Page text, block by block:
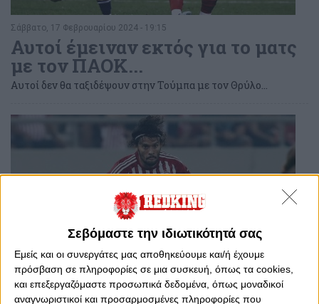
Σεβόμαστε την ιδιωτικότητά σας
Εμείς και οι συνεργάτες μας αποθηκεύουμε και/ή έχουμε
πρόσβαση σε πληροφορίες σε μια συσκευή, όπως τα cookies,
και επεξεργαζόμαστε προσωπικά δεδομένα, όπως μοναδικοί
αναγνωριστικοί και προσαρμοσμένες πληροφορίες που
Σάββατο, 17 Φεβρουαρίου 2024 - 19:15
Αυτοί έμειναν εκτός για το ματς
με τον ΠΑΟΚ...
Αυτοί δεν θα ταξιδέψουν στην Τούμπα με τον Θρύλο...
Τετάρτη, 27 Σεπτεμβρίου 2023 - 20:25